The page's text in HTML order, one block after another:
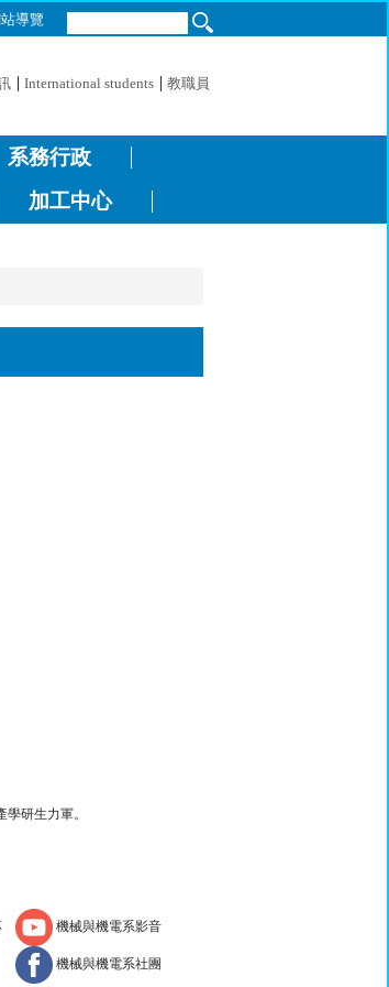
導覽
International students 教職員
系務行政
加工中心
研生力軍。
機械與機電系影音
機械與機電系社團